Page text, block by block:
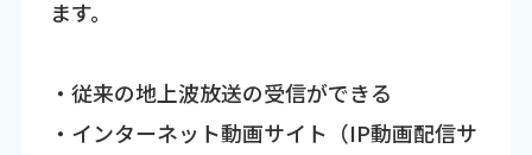
ます。
・従来の地上波放送の受信ができる
・インターネット動画サイト（IP動画配信サ